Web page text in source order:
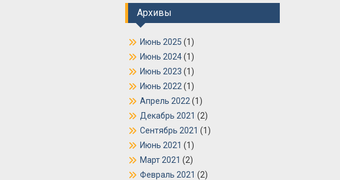
Архивы
Июнь 2025 (1)
Июнь 2024(1)
Июнь 2023 (1)
Июнь 2022 (1)
Апрель 2022 (1)
Декабрь 2021 (2)
Сентябрь 2021 (1)
Июнь 2021 (1)
Март 2021 (2)
Февраль 2021 (2)